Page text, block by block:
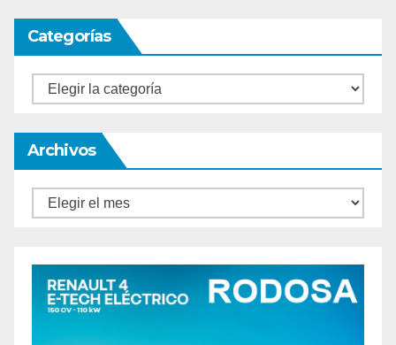
Categorías
Categorías
Archivos
Archivos